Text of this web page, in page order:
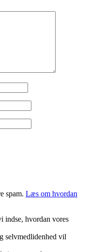
spam. Læs om hvordan
indse, hvordan vores
selvmedlidenhed vil